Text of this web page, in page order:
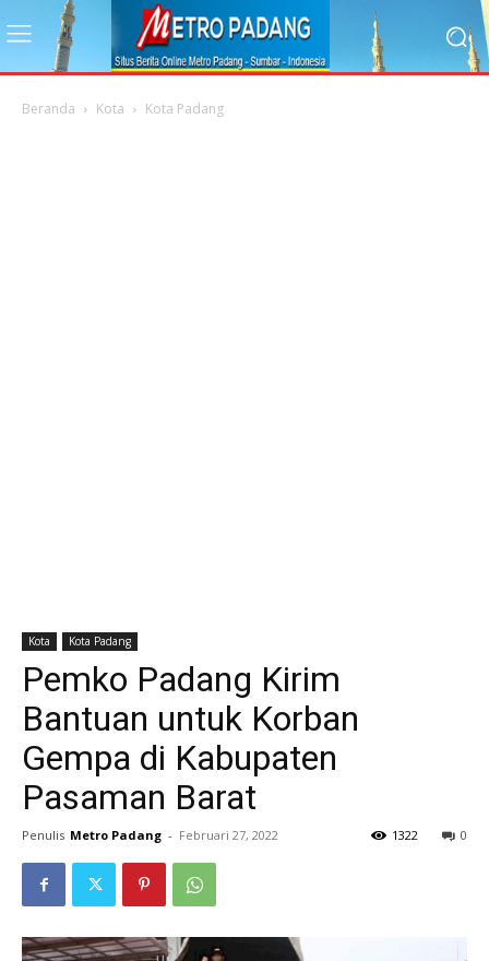
Beranda Kota Kota Padang
Kota Kota Padang
Pemko Padang Kirim
Bantuan untuk Korban
Gempa di Kabupaten
Pasaman Barat
Penulis Metro Padang - Februari 27, 2022 0
1322